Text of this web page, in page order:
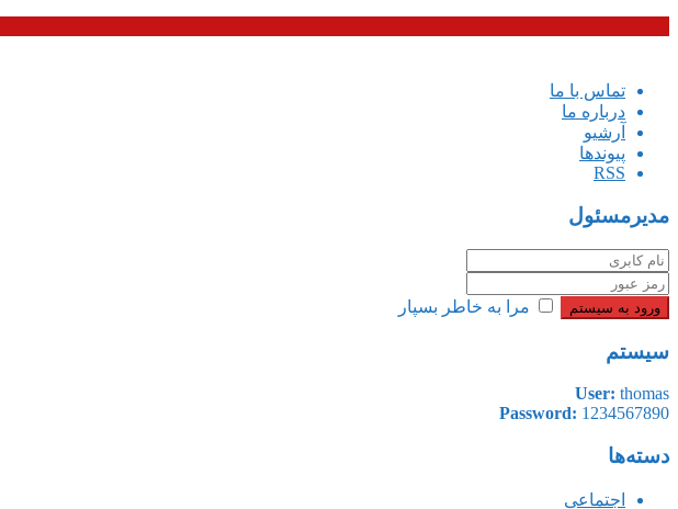
تماس با ما
درباره ما
آرشیو
پیوندها
RSS
مدیرمسئول
ورود به سیستم مرا به خاطر بسپار
سیستم
User: thomas
Password: 1234567890
دسته‌ها
اجتماعی